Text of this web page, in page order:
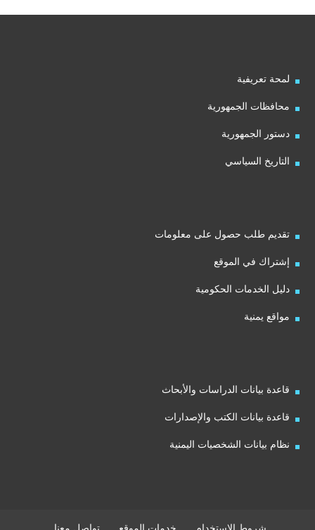
لمحة تعريفية
محافظات الجمهورية
دستور الجمهورية
التاريخ السياسي
تقديم طلب حصول على معلومات
إشتراك في الموقع
دليل الخدمات الحكومية
مواقع يمنية
قاعدة بيانات الدراسات والأبحاث
قاعدة بيانات الكتب والإصدارات
نظام بيانات الشخصيات اليمنية